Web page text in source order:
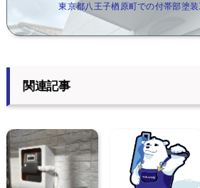
東京都八王子楢原町での付帯部塗装
関連記事